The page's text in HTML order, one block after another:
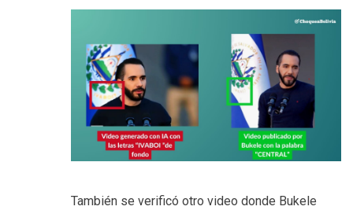
También se verificó otro video donde Bukele